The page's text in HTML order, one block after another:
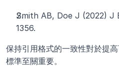
Smith AB, Doe J (2022) J
1356.
保持引用格式的一致性對於提
標準至關重要。